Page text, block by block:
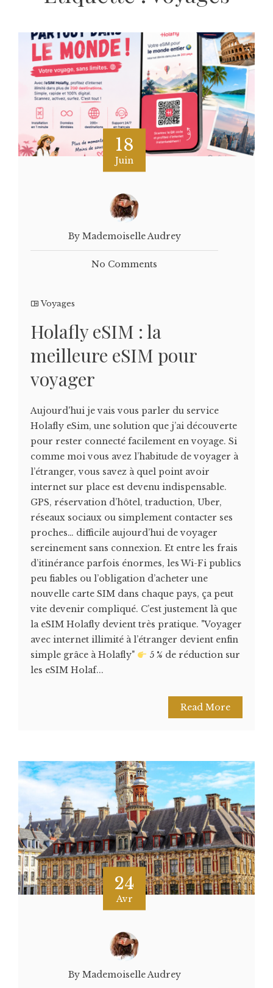
18
Juin
By Mademoiselle Audrey
No Comments
Voyages
Holafly eSIM : la
meilleure eSIM pour
voyager
Aujourd'hui je vais vous parler du service
Holafly eSim, une solution que j’ai découverte
pour rester connecté facilement en voyage. Si
comme moi vous avez l’habitude de voyager à
l’étranger, vous savez à quel point avoir
internet sur place est devenu indispensable.
GPS, réservation d’hôtel, traduction, Uber,
réseaux sociaux ou simplement contacter ses
proches… difficile aujourd’hui de voyager
sereinement sans connexion. Et entre les frais
d’itinérance parfois énormes, les Wi-Fi publics
peu fiables ou l’obligation d’acheter une
nouvelle carte SIM dans chaque pays, ça peut
vite devenir compliqué. C’est justement là que
la eSIM Holafly devient très pratique. "Voyager
avec internet illimité à l’étranger devient enfin
simple grâce à Holafly"
5 % de réduction sur
les eSIM Holaf...
Read More
24
Avr
By Mademoiselle Audrey